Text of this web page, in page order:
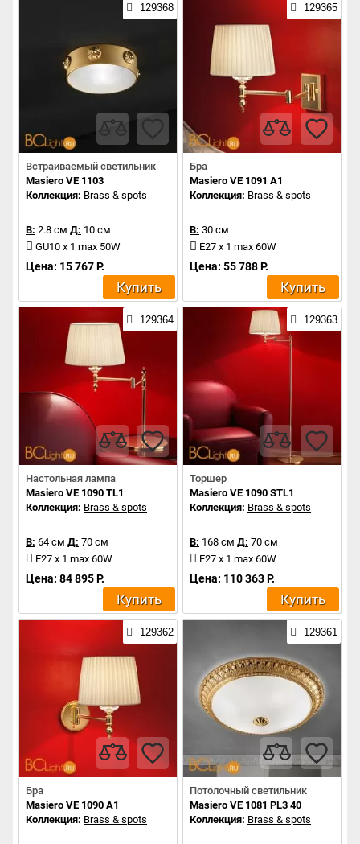
129368
Встраиваемый светильник
Masiero VE 1103
Коллекция: Brass & spots
В: 2.8 см Д: 10 см
GU10 x 1 max 50W
Цена: 15 767 Р.
Купить
129365
Бра
Masiero VE 1091 A1
Коллекция: Brass & spots
В: 30 см
E27 x 1 max 60W
Цена: 55 788 Р.
Купить
129364
Настольная лампа
Masiero VE 1090 TL1
Коллекция: Brass & spots
В: 64 см Д: 70 см
E27 x 1 max 60W
Цена: 84 895 Р.
Купить
129363
Торшер
Masiero VE 1090 STL1
Коллекция: Brass & spots
В: 168 см Д: 70 см
E27 x 1 max 60W
Цена: 110 363 Р.
Купить
129362
Бра
Masiero VE 1090 A1
Коллекция: Brass & spots
129361
Потолочный светильник
Masiero VE 1081 PL3 40
Коллекция: Brass & spots